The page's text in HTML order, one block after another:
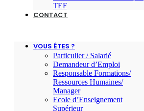
TEF
CONTACT
VOUS ÊTES ?
Particulier / Salarié
Demandeur d’Emploi
Responsable Formations/
Ressources Humaines/
Manager
Ecole d’Enseignement
Supérieur